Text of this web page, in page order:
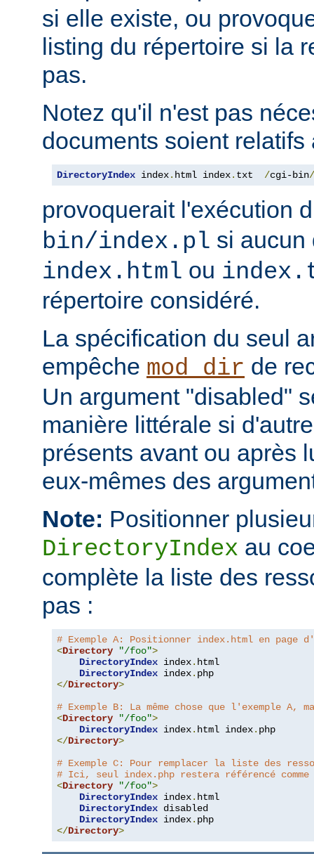
si elle existe, ou
listing du répertoire si la
pas.
Notez qu'il n'est pas
documents soient relatifs
DirectoryIndex index. html index. txt /cgi-bin/
provoquerait l'exécution
bin/index.pl si aucun
index.html ou
répertoire considéré.
La spécification du seul
empêche mod_dir de
Un argument "disabled"
manière littérale si
présents avant ou après
eux-mêmes des
Note: Positionner
DirectoryIndex au
complète la liste des
pas :
# Exemple A: Positionner index.html en page
<Directory "/foo">
DirectoryIndex index. html
DirectoryIndex index.
</Directory>
# Exemple B: La même chose que l'exemple
<Directory "/foo">
DirectoryIndex index. html index.
</Directory>
# Exemple C: Pour remplacer la liste des
# Ici, seul index.php restera référencé
<Directory "/foo">
DirectoryIndex index. html
DirectoryIndex disabled
DirectoryIndex index.
</Directory>